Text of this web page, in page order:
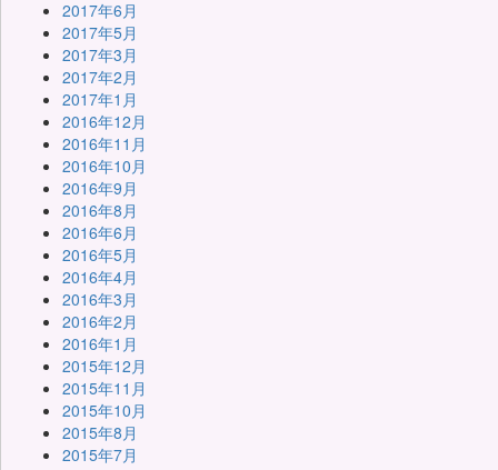
2017年6月
2017年5月
2017年3月
2017年2月
2017年1月
2016年12月
2016年11月
2016年10月
2016年9月
2016年8月
2016年6月
2016年5月
2016年4月
2016年3月
2016年2月
2016年1月
2015年12月
2015年11月
2015年10月
2015年8月
2015年7月